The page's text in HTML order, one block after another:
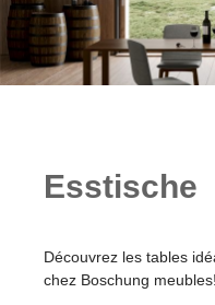
Esstische
Découvrez les tables
chez Boschung meubles!